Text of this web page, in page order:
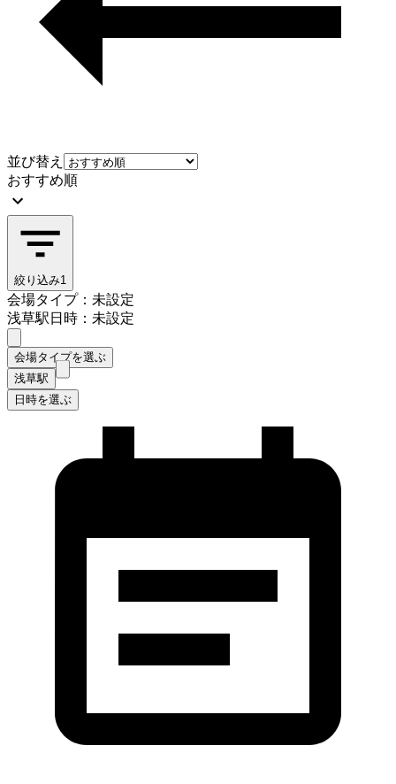
並び替え
おすすめ順
絞り込み1
会場タイプ：未設定
浅草駅日時：未設定
会場タイプを選ぶ
浅草駅
日時を選ぶ